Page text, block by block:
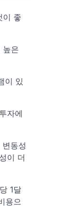
이 좋
높은
이 있
자에
동성
이 더
1달
용으